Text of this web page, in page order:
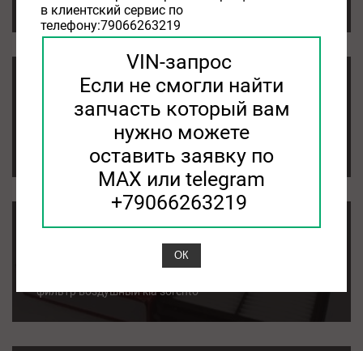
воздушный фильтр kia rio 3
воздушный фильтр kia rio 3
фильтр воздушный kia sorento
в клиентский сервис по
телефону:79066263219
VIN-запрос
Если не смогли найти
запчасть который вам
нужно можете
оставить заявку по
MAX или telegram
+79066263219
ОК